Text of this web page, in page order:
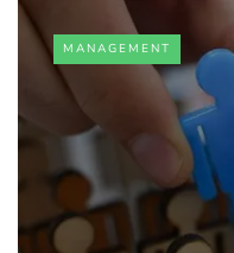
MANAGEMENT